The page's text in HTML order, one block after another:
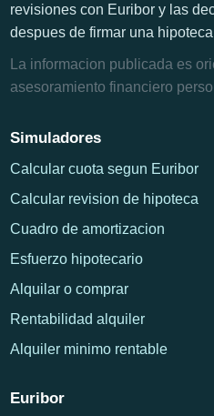
revisiones con Euribor y las
despues de firmar una
La informacion publicada es
asesoramiento financiero
Simuladores
Calcular cuota segun Euribor
Calcular revision de hipoteca
Cuadro de amortizacion
Esfuerzo hipotecario
Alquilar o comprar
Rentabilidad alquiler
Alquiler minimo rentable
Euribor